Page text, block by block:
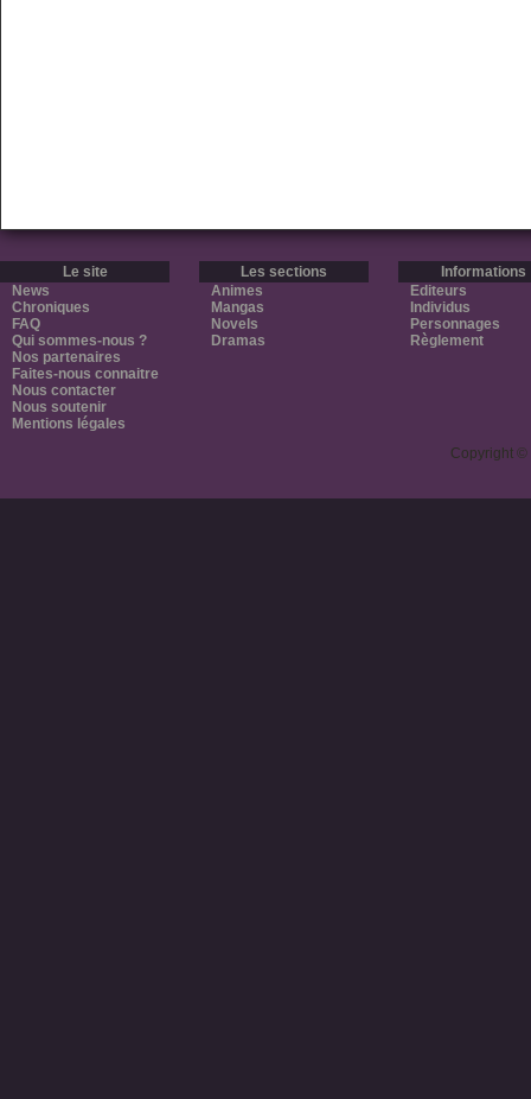
Le site
News
Chroniques
FAQ
Qui sommes-nous ?
Nos partenaires
Faites-nous connaitre
Nous contacter
Nous soutenir
Mentions légales
Les sections
Animes
Mangas
Novels
Dramas
Informations
Editeurs
Individus
Personnages
Règlement
Copyright ©